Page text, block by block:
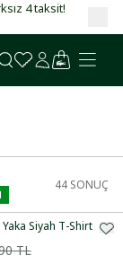
4 taksit!
44 SONUÇ
Siyah T-Shirt
TL